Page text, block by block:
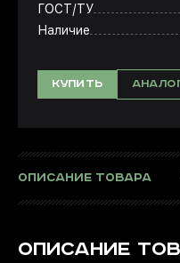
ГОСТ/ТУ
Наличие
КУПИТЬ
ОПИСАНИЕ ТОВАРА
ОПИСАНИЕ